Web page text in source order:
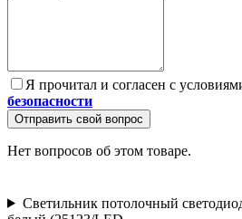
Я прочитал и согласен с
безопасности
Отправить свой вопрос
Нет вопросов об этом товаре.
Светильник потолочный